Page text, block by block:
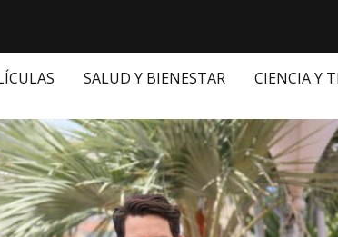
SALUD Y BIENESTAR CIENCIA Y